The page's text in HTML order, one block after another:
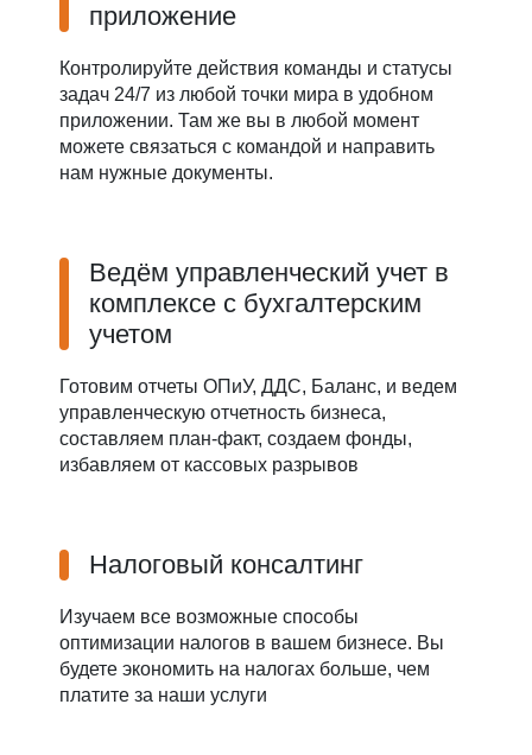
приложение
Контролируйте действия команды и статусы
задач 24/7 из любой точки мира в удобном
приложении. Там же вы в любой момент
можете связаться с командой и направить
нам нужные документы.
Ведём управленческий учет в
комплексе с бухгалтерским
учетом
Готовим отчеты ОПиУ, ДДС, Баланс, и ведем
управленческую отчетность бизнеса,
составляем план-факт, создаем фонды,
избавляем от кассовых разрывов
Налоговый консалтинг
Изучаем все возможные способы
оптимизации налогов в вашем бизнесе. Вы
будете экономить на налогах больше, чем
платите за наши услуги